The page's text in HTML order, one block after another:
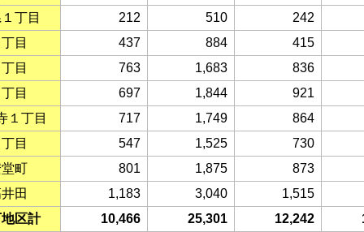
丁目
212 510
242
目
437 884
415
目
763 1,683
836
目
697 1,844
921
１丁目
717 1,749
864
目
547 1,525
730
町
801 1,875
873
田
1,183 3,040
1,515
区計
10,466 25,301 12,242